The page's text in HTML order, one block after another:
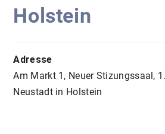
Holstein
Adresse
Am Markt 1, Neuer Stizungssaal,
Neustadt in Holstein